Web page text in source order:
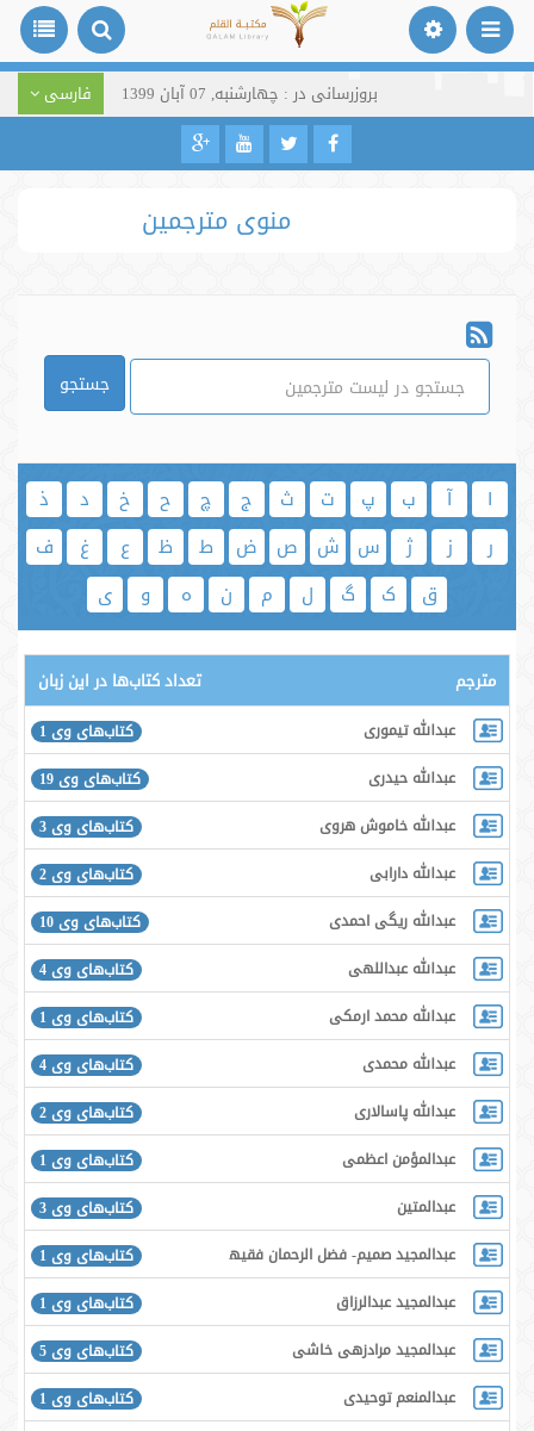
بروزرسانی در : چهارشنبه, 07 آبان 1399 فارسی
منوی مترجمین
جستجو
ا آ ب پ ت ث ج چ ح خ د
ذ
ر
ز ژ س ش ص ض ط ظ ع غ
ف
ق
ک گ ل م ن ه و ی
مترجم تعداد کتاب‌ها در این زبان
عبدالله تیموری
کتاب‌های وی 1
عبدالله حیدری
کتاب‌های وی 19
عبدالله خاموش هروی
کتاب‌های وی 3
عبدالله دارابی
کتاب‌های وی 2
عبدالله ریگی احمدی
کتاب‌های وی 10
عبدالله عبداللهی
کتاب‌های وی 4
عبدالله محمد ارمکی
کتاب‌های وی 1
عبدالله محمدی
کتاب‌های وی 4
عبدالله پاسالاری
کتاب‌های وی 2
عبدالمؤمن اعظمی
کتاب‌های وی 1
عبدالمتین
کتاب‌های وی 3
عبدالمجید صمیم- فضل الرحمان فقیهی- عبدالرؤوف مخلصکتاب‌های وی 1
عبدالمجید عبدالرزاق
کتاب‌های وی 1
عبدالمجید مرادزهی‌ خاشی‌
کتاب‌های وی 5
عبدالمنعم توحیدی
کتاب‌های وی 1